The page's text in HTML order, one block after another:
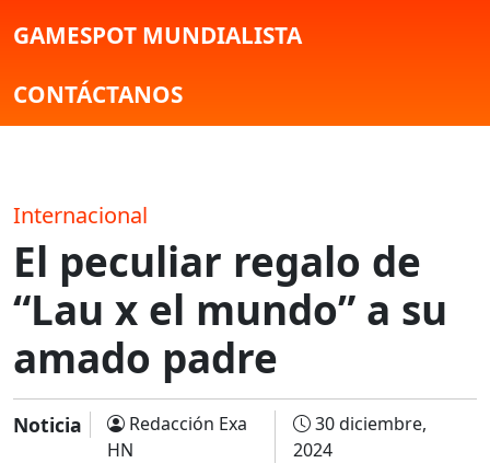
GAMESPOT MUNDIALISTA
CONTÁCTANOS
Internacional
El peculiar regalo de
“Lau x el mundo” a su
amado padre
Noticia
Redacción Exa
HN
30 diciembre,
2024